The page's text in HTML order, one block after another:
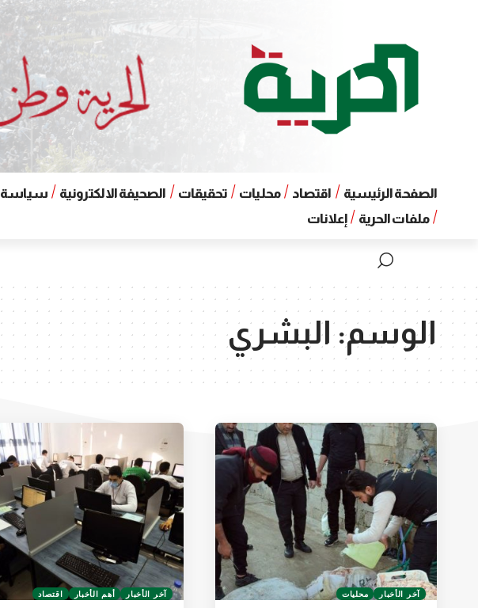
الصفحة الرئيسية اقتصاد محليات تحقيقات الصحيفة الالكترونية سياسة
ملفات الحرية
إعلانات
الوسم:البشري
آخر الأخبار محليات آخر الأخبار أهم الأخبار اقتصاد